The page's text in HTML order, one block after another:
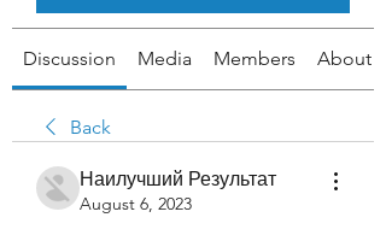
Discussion Media Members About
Back
Наилучший Результат
August 6, 2023